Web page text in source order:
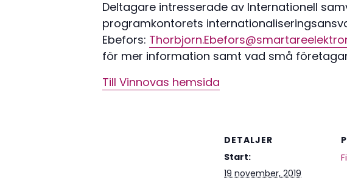
Deltagare intresserade av Internationell
programkontorets
Ebefors:
för mer information samt vad små
Till Vinnovas hemsida
DETALJER
Start:
19 november, 2019